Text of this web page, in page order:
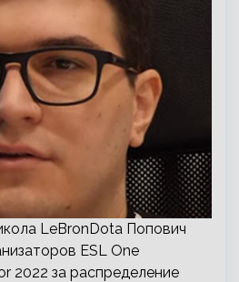
LeBronDota Попович
ESL One
2022 за распределение